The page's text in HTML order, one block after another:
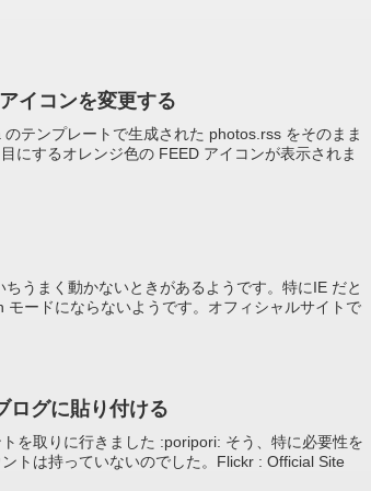
イコンを変更する
テンプレートで生成された photos.rss をそのまま
にするオレンジ色の FEED アイコンが表示されま
うまく動かないときがあるようです。特にIE だと
ードにならないようです。オフィシャルサイトで
グに貼り付ける
を取りに行きました :poripori: そう、特に必要性を
トは持っていないのでした。Flickr : Official Site